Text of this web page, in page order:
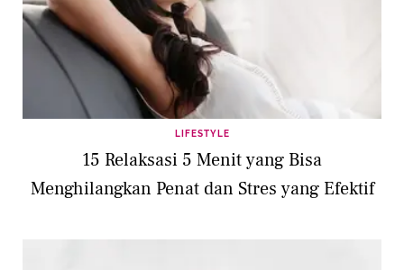
LIFESTYLE
15 Relaksasi 5 Menit yang Bisa
Menghilangkan Penat dan Stres yang Efektif